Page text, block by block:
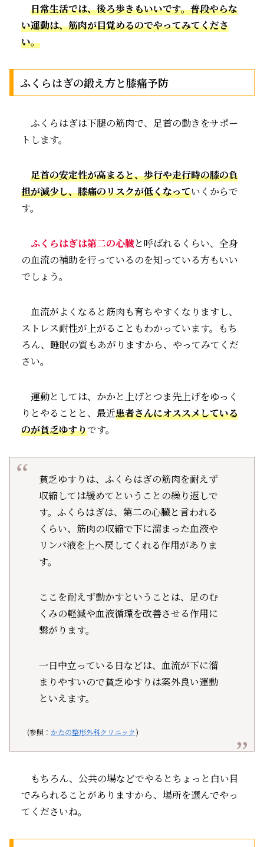
日常生活では、後ろ歩きもいいです。普段やらな
い運動は、筋肉が目覚めるのでやってみてくださ
い。
ふくらはぎの鍛え方と膝痛予防
ふくらはぎは下腿の筋肉で、足首の動きをサポー
トします。
足首の安定性が高まると、歩行や走行時の膝の負
担が減少し、膝痛のリスクが低くなっていくからで
す。
ふくらはぎは第二の心臓と呼ばれるくらい、全身
の血流の補助を行っているのを知っている方もいい
でしょう。
血流がよくなると筋肉も育ちやすくなりますし、
ストレス耐性が上がることもわかっています。もち
ろん、睡眠の質もあがりますから、やってみてくだ
さい。
運動としては、かかと上げとつま先上げをゆっく
りとやることと、最近患者さんにオススメしている
のが貧乏ゆすりです。
貧乏ゆすりは、ふくらはぎの筋肉を耐えず
収縮しては緩めてということの繰り返しで
す。ふくらはぎは、第二の心臓と言われる
くらい、筋肉の収縮で下に溜まった血液や
リンパ液を上へ戻してくれる作用がありま
す。
ここを耐えず動かすということは、足のむ
くみの軽減や血液循環を改善させる作用に
繋がります。
一日中立っている日などは、血流が下に溜
まりやすいので貧乏ゆすりは案外良い運動
といえます。
(参照： かたの整形外科クリニック)
もちろん、公共の場などでやるとちょっと白い目
でみられることがありますから、場所を選んでやっ
てくださいね。